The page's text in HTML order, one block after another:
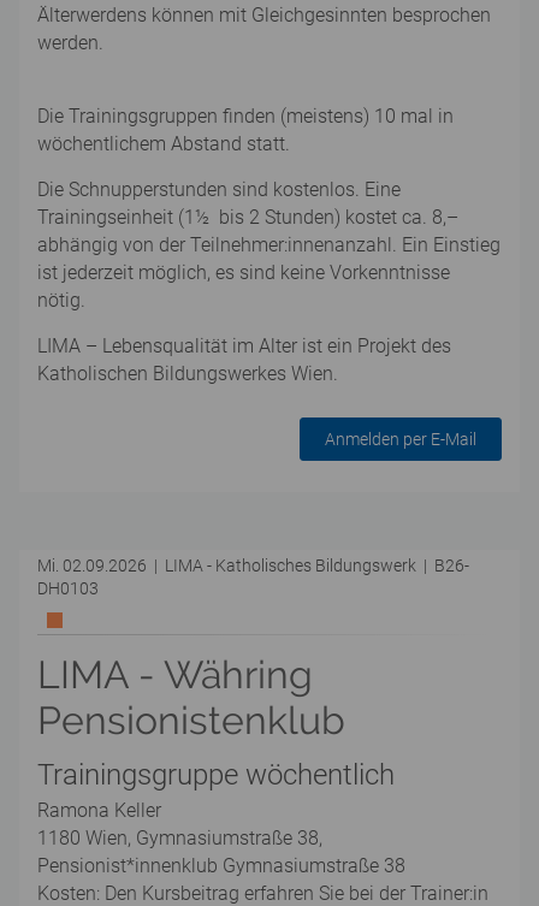
Älterwerdens können mit Gleichgesinnten besprochen
werden.
Die Trainingsgruppen finden (meistens) 10 mal in
wöchentlichem Abstand statt.
Die Schnupperstunden sind kostenlos. Eine
Trainingseinheit (1½ bis 2 Stunden) kostet ca. 8,–
abhängig von der Teilnehmer:innenanzahl. Ein Einstieg
ist jederzeit möglich, es sind keine Vorkenntnisse
nötig.
LIMA – Lebensqualität im Alter ist ein Projekt des
Katholischen Bildungswerkes Wien.
Anmelden per E-Mail
Mi. 02.09.2026 | LIMA - Katholisches Bildungswerk | B26-
DH0103
LIMA - Währing
Pensionistenklub
Trainingsgruppe wöchentlich
Ramona Keller
1180 Wien, Gymnasiumstraße 38,
Pensionist*innenklub Gymnasiumstraße 38
Kosten: Den Kursbeitrag erfahren Sie bei der Trainer:in